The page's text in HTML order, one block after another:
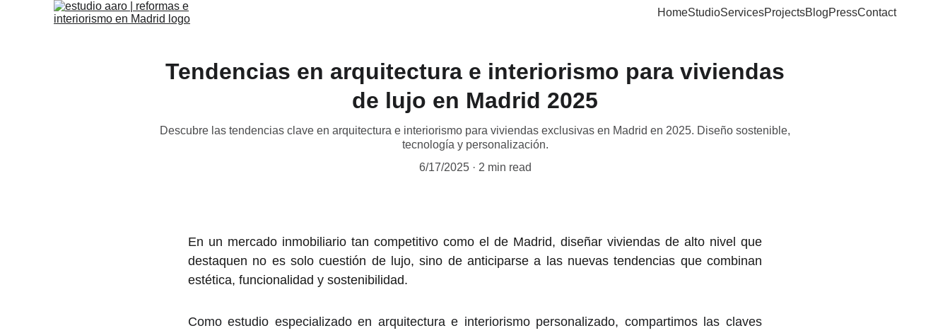
HomeStudioServicesProjectsBlogPressContact
Tendencias en arquitectura e interiorismo para viviendas
de lujo en Madrid 2025
Descubre las tendencias clave en arquitectura e interiorismo para viviendas exclusivas en Madrid en 2025. Diseño sostenible,
tecnología y personalización.
6/17/2025
2 min read
En un mercado inmobiliario tan competitivo como el de Madrid, diseñar viviendas de alto nivel que
destaquen no es solo cuestión de lujo, sino de anticiparse a las nuevas tendencias que combinan
estética, funcionalidad y sostenibilidad.
Como estudio especializado en arquitectura e interiorismo personalizado, compartimos las claves